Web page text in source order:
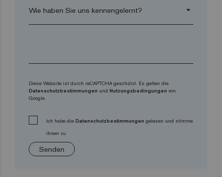
arrow_drop_down
Diese Website ist durch reCAPTCHA geschützt. Es gelten die
Datenschutzbestimmungen und Nutzungsbedingungen von
Google.
Ich habe die Datenschutzbestimmungen gelesen und stimme
ihnen zu
Senden